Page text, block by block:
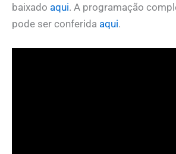
baixado aqui. A programação
pode ser conferida aqui.